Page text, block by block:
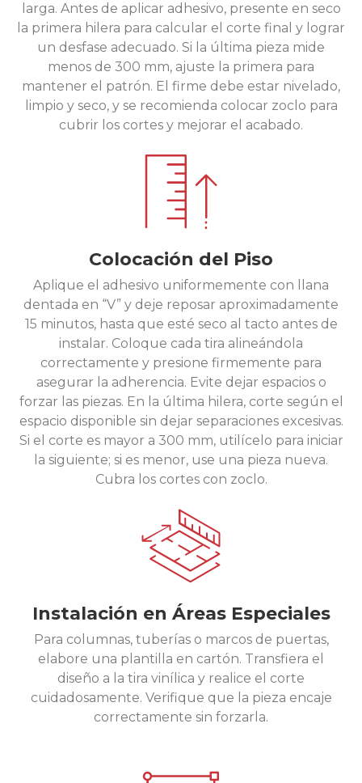
larga. Antes de aplicar adhesivo, presente en seco
la primera hilera para calcular el corte final y lograr
un desfase adecuado. Si la última pieza mide
menos de 300 mm, ajuste la primera para
mantener el patrón. El firme debe estar nivelado,
limpio y seco, y se recomienda colocar zoclo para
cubrir los cortes y mejorar el acabado.
Colocación del Piso
Aplique el adhesivo uniformemente con llana
dentada en “V” y deje reposar aproximadamente
15 minutos, hasta que esté seco al tacto antes de
instalar. Coloque cada tira alineándola
correctamente y presione firmemente para
asegurar la adherencia. Evite dejar espacios o
forzar las piezas. En la última hilera, corte según el
espacio disponible sin dejar separaciones excesivas.
Si el corte es mayor a 300 mm, utilícelo para iniciar
la siguiente; si es menor, use una pieza nueva.
Cubra los cortes con zoclo.
Instalación en Áreas Especiales
Para columnas, tuberías o marcos de puertas,
elabore una plantilla en cartón. Transfiera el
diseño a la tira vinílica y realice el corte
cuidadosamente. Verifique que la pieza encaje
correctamente sin forzarla.